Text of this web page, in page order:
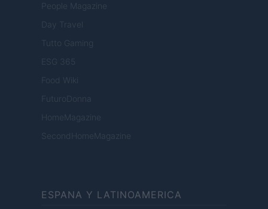
People Magazine
Day Travel
Tutto Gaming
ESG 365
Food Wiki
FuturoDonna
HomeMagazine
SecondHomeMagazine
ESPANA Y LATINOAMERICA